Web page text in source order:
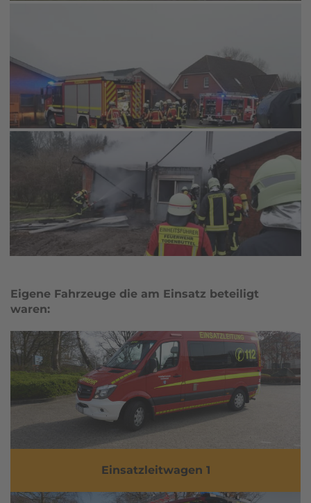
Eigene Fahrzeuge die am Einsatz beteiligt
waren:
Einsatzleitwagen 1